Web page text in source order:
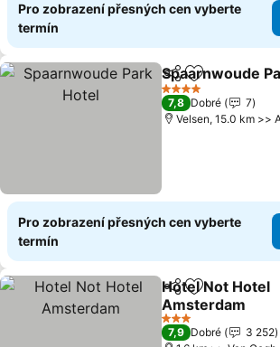
Pro zobrazení přesných cen vyberte
termín
SdíletPřidat na
Spaarnwoude
4 Počet hvězdiček
7,8 Dobré
7
Velsen, 15.0 km >>
Pro zobrazení přesných cen vyberte
termín
SdíletPřidat na
Hotel Not Hotel
Amsterdam
3 Počet hvězdiček
7,9 Dobré
3 252